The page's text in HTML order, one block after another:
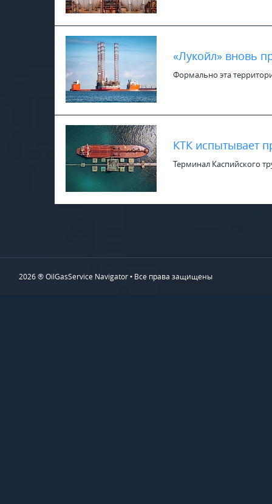
«Лукойл» вновь
Формально эта
КТК испытывает
Терминал Каспийского
2026 ® OilGasService Navigator • Все права защищены